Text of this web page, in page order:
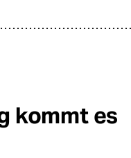
kommt es